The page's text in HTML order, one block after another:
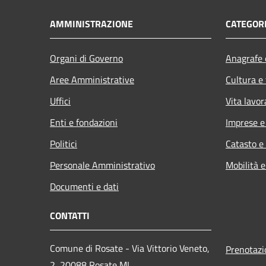
AMMINISTRAZIONE
Organi di Governo
Aree Amministrative
Uffici
Enti e fondazioni
Politici
Personale Amministrativo
Documenti e dati
Cultura
Vita
Imprese
Catasto
Mobilità
CONTATTI
Comune di Rosate - Via Vittorio Veneto,